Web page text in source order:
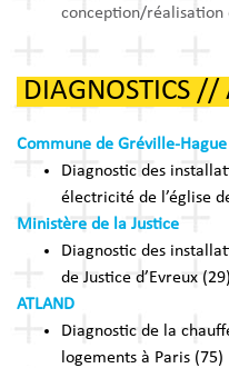
conception/réalisation
DIAGNOSTICS //
Commune de Gréville-Hague
Diagnostic des
électricité de l’église
Ministère de la Justice
Diagnostic des
de Justice d’Evreux (29)
ATLAND
Diagnostic de la
logements à Paris (75)